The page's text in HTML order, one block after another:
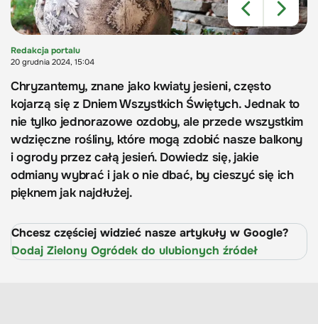
Redakcja portalu
20 grudnia 2024, 15:04
Chryzantemy, znane jako kwiaty jesieni, często
kojarzą się z Dniem Wszystkich Świętych. Jednak to
nie tylko jednorazowe ozdoby, ale przede wszystkim
wdzięczne rośliny, które mogą zdobić nasze balkony
i ogrody przez całą jesień. Dowiedz się, jakie
odmiany wybrać i jak o nie dbać, by cieszyć się ich
pięknem jak najdłużej.
Chcesz częściej widzieć nasze artykuły w Google?
Dodaj Zielony Ogródek do ulubionych źródeł